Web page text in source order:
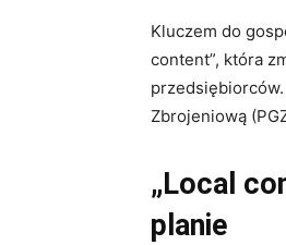
Kluczem do
content”, która
Zbrojeniową
„Local
planie